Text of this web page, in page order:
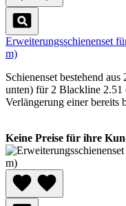
Erweiterungsschienenset
m)
Schienenset bestehend
unten) für 2 Blackline
Verlängerung einer bereits
Keine Preise für ihre